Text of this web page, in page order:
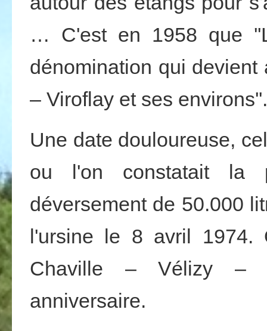
… C'est en 1958 que
dénomination qui
– Viroflay et ses environs''.
Une date douloureuse,
ou l'on constatait la
déversement de 50.000
l'ursine le 8 avril 1974.
Chaville – Vélizy –
anniversaire.